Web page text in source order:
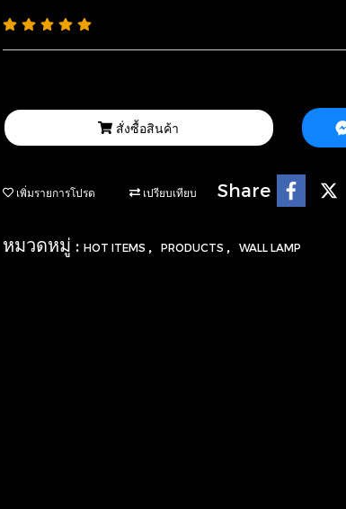
สั่งซื้อสินค้า
เพิ่มรายการโปรด เปรียบเทียบ Share
หมวดหมู่ : HOT ITEMS PRODUCTS WALL LAMP